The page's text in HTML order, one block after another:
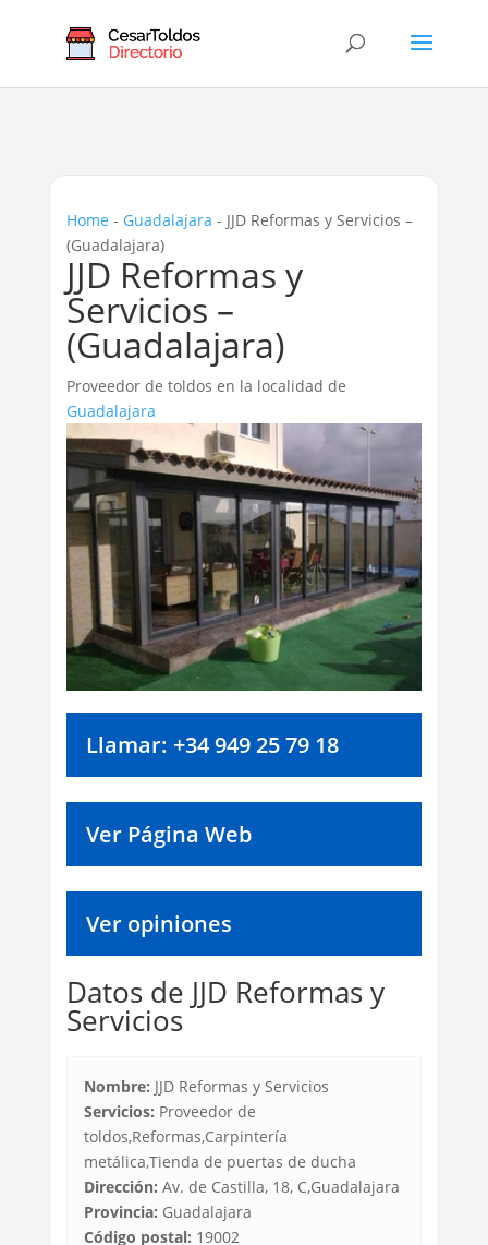
Home - Guadalajara - JJD Reformas y Servicios –
(Guadalajara)
JJD Reformas y
Servicios –
(Guadalajara)
Proveedor de toldos en la localidad de
Guadalajara
Llamar: +34 949 25 79 18
Ver Página Web
Ver opiniones
Datos de JJD Reformas y
Servicios
Nombre: JJD Reformas y Servicios
Servicios: Proveedor de
toldos,Reformas,Carpintería
metálica,Tienda de puertas de ducha
Dirección: Av. de Castilla, 18, C,Guadalajara
Provincia: Guadalajara
Código postal: 19002